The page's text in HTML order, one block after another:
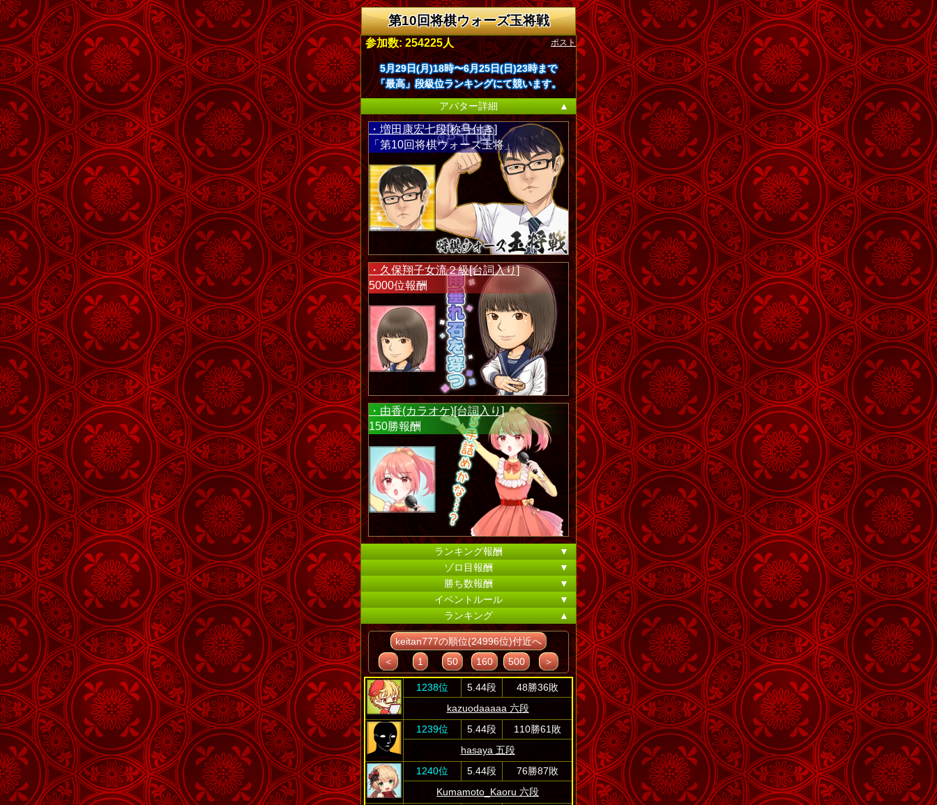
第10回将棋ウォーズ玉将戦
ポスト
参加数: 254225人
5月29日(月)18時〜6月25日(日)23時まで
「最高」段級位ランキングにて競います。
アバター詳細
▲
・増田康宏七段[称号付き]
「第10回将棋ウォーズ玉将」
・久保翔子女流２級[台詞入り]
5000位報酬
・由香(カラオケ)[台詞入り]
150勝報酬
ランキング報酬
▼
ゾロ目報酬
▼
勝ち数報酬
▼
イベントルール
▼
ランキング
▲
keitan777の順位(24996位)付近へ
＜
1 50 160 500 ＞
1238位 5.44段
48勝36敗
kazuodaaaaa 六段
1239位
5.44段
110勝61敗
hasaya 五段
1240位
5.44段
76勝87敗
Kumamoto_Kaoru 六段